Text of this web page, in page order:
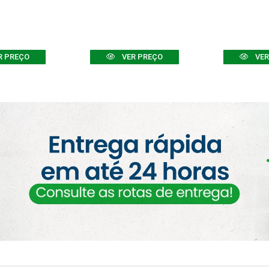
PREÇO VER PREÇO